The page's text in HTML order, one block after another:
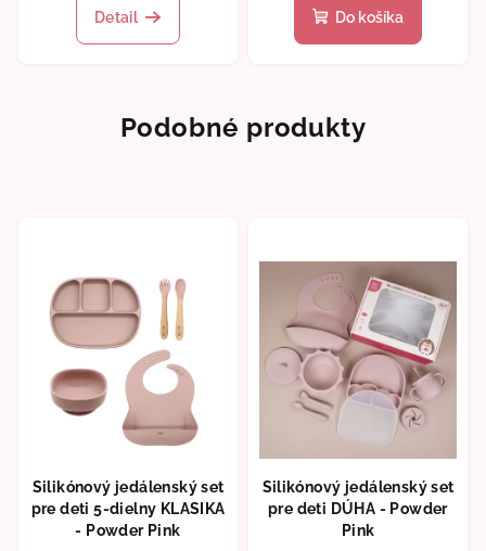
Detail Do košíka
Podobné produkty
Silikónový jedálenský set
pre deti 5-dielny KLASIKA
- Powder Pink
Silikónový jedálenský set
pre deti DÚHA - Powder
Pink